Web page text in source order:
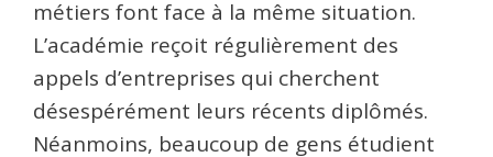
métiers font face à la même situation.
L’académie reçoit régulièrement des
appels d’entreprises qui cherchent
désespérément leurs récents diplômés.
Néanmoins, beaucoup de gens étudient